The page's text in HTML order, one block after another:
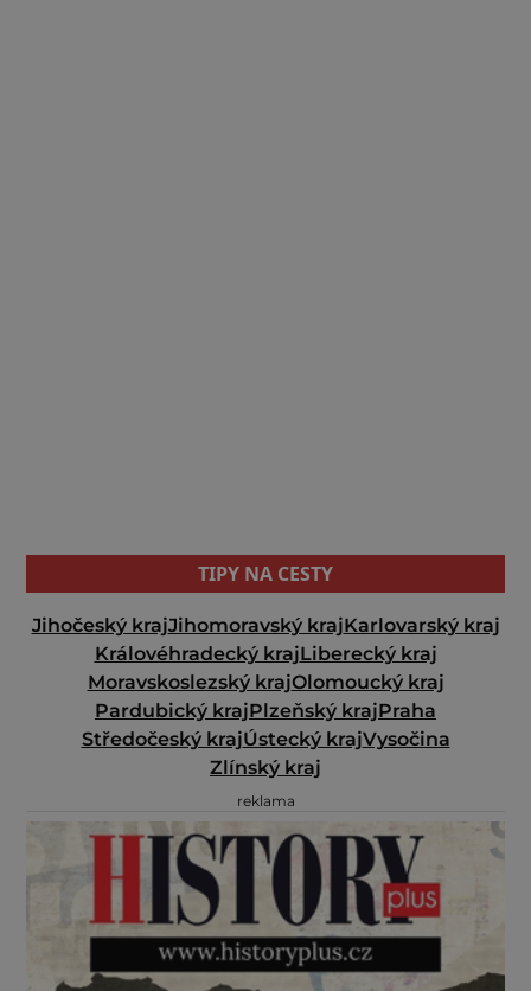
TIPY NA CESTY
Jihočeský krajJihomoravský krajKarlovarský kraj
Královéhradecký krajLiberecký kraj
Moravskoslezský krajOlomoucký kraj
Pardubický krajPlzeňský krajPraha
Středočeský krajÚstecký krajVysočina
Zlínský kraj
reklama